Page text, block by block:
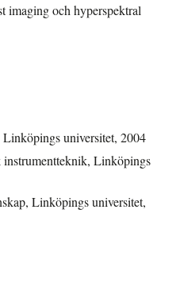
imaging och hyperspektral
universitet, 2004
Linköpings
Linköpings universitet,